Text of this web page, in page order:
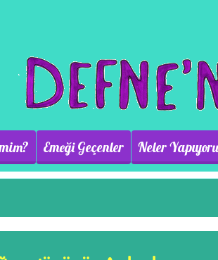
Emeği Geçenler Neler